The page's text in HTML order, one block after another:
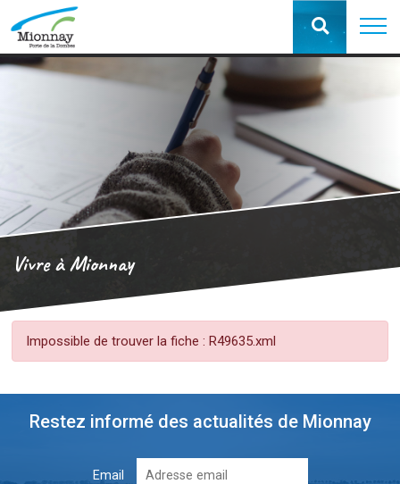
Vivre à Mionnay
Impossible de trouver la fiche : R49635.xml
Restez informé des actualités de Mionnay
Email